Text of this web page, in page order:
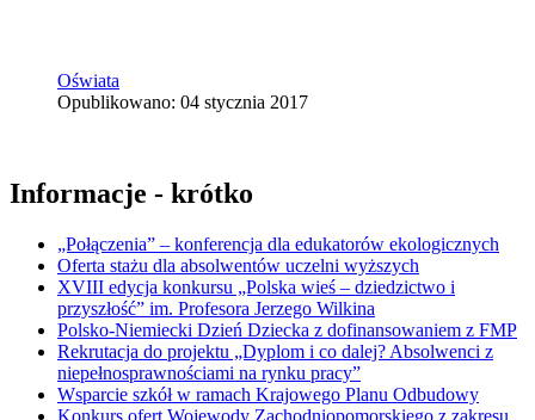
Oświata
Opublikowano: 04 stycznia 2017
Informacje - krótko
„Połączenia” – konferencja dla edukatorów ekologicznych
Oferta stażu dla absolwentów uczelni wyższych
XVIII edycja konkursu „Polska wieś – dziedzictwo i
przyszłość” im. Profesora Jerzego Wilkina
Polsko-Niemiecki Dzień Dziecka z dofinansowaniem z FMP
Rekrutacja do projektu „Dyplom i co dalej? Absolwenci z
niepełnosprawnościami na rynku pracy”
Wsparcie szkół w ramach Krajowego Planu Odbudowy
Konkurs ofert Wojewody Zachodniopomorskiego z zakresu